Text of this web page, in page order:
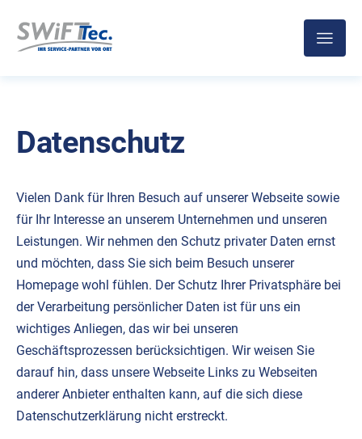
Datenschutz
Vielen Dank für Ihren Besuch auf unserer Webseite sowie
für Ihr Interesse an unserem Unternehmen und unseren
Leistungen. Wir nehmen den Schutz privater Daten ernst
und möchten, dass Sie sich beim Besuch unserer
Homepage wohl fühlen. Der Schutz Ihrer Privatsphäre bei
der Verarbeitung persönlicher Daten ist für uns ein
wichtiges Anliegen, das wir bei unseren
Geschäftsprozessen berücksichtigen. Wir weisen Sie
darauf hin, dass unsere Webseite Links zu Webseiten
anderer Anbieter enthalten kann, auf die sich diese
Datenschutzerklärung nicht erstreckt.